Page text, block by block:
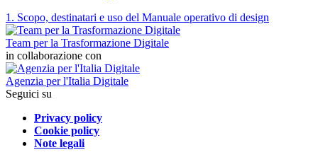
1. Scopo, destinatari e uso del Manuale operativo di design
Team per la Trasformazione Digitale
in collaborazione con
Agenzia per l'Italia Digitale
Seguici su
Privacy policy
Cookie policy
Note legali